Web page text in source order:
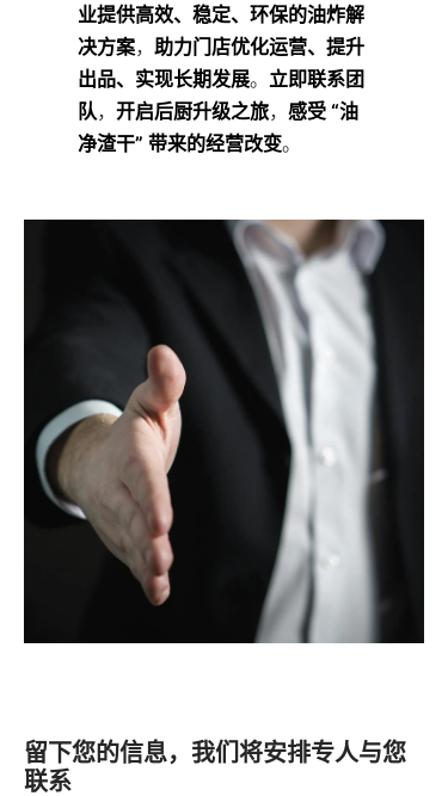
业提供高效、稳定、环保的油炸解
决方案， 助力门店优化运营、提升
出品、实现长期发展。 立即联系团
队， 开启后厨升级之旅， 感受 “油
净渣干” 带来的经营改变。
留下您的信息，我们将安排专人与您
联系